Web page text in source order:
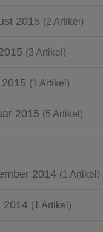
2015 (2 Artikel)
(3 Artikel)
(1 Artikel)
2015 (5 Artikel)
2014 (1 Artikel)
2014 (1 Artikel)